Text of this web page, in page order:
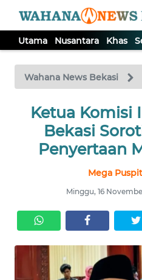
Utama Nusantara Khas
Wahana News Bekasi
Ketua Komisi
Bekasi
Penyertaan
Mega
Minggu, 16
TV
Tutup
UTAMA
NUSANTARA
SERBA-
SERBI
OPINI